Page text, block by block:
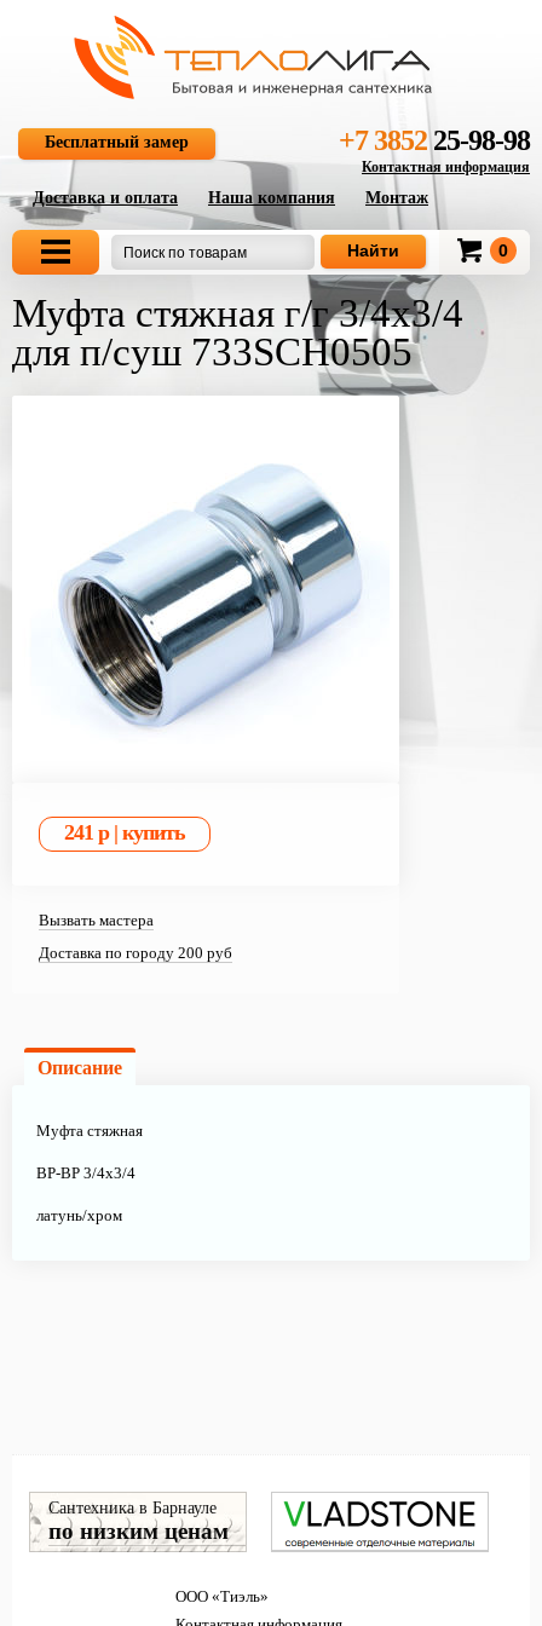
Бесплатный замер +7 385225-98-98
Контактная информация
Доставка и оплата Наша компания Монтаж
0
Муфта стяжная г/г 3/4х3/4
для п/суш 733SCH0505
Вызвать мастера
Доставка по городу 200 руб
Описание
Муфта стяжная
ВР-ВР 3/4х3/4
латунь/хром
ООО «Тиэль»
Сантехника в Барнауле
по низким ценам